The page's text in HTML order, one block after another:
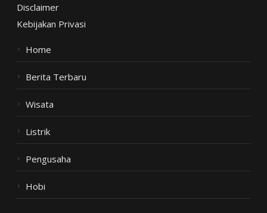
Disclaimer
Kebijakan Privasi
Home
Berita Terbaru
Wisata
Listrik
Pengusaha
Hobi